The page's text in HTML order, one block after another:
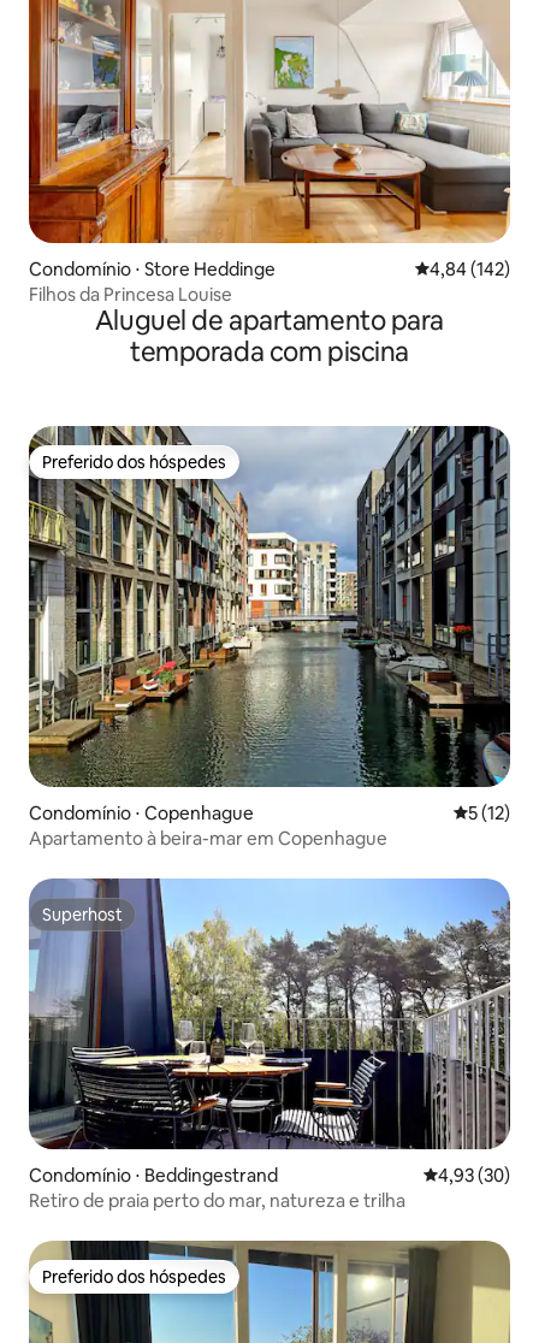
Condomínio ⋅ Store Heddinge 4,84 de uma
4,84 (142)
Filhos da Princesa Louise
Aluguel de apartamento para
temporada com piscina
Preferido dos hóspedes
Preferido dos hóspedes
Condomínio ⋅ Copenhague 5 de uma
5 (12)
Apartamento à beira-mar em Copenhague
Superhost
Superhost
Condomínio ⋅ Beddingestrand 4,93 de uma
4,93 (30)
Retiro de praia perto do mar, natureza e trilha
Preferido dos hóspedes
Preferido dos hóspedes